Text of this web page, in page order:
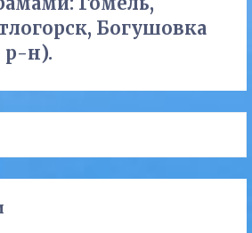
Богушовка
р-н).